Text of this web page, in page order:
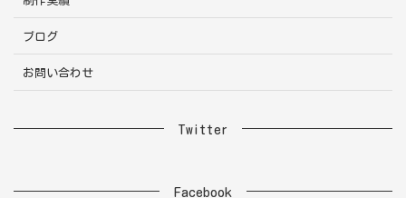
ブログ
お問い合わせ
Twitter
Facebook